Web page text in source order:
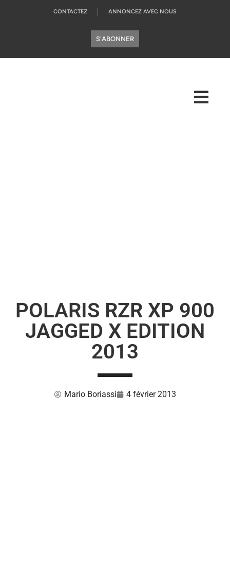
CONTACTEZ ANNONCEZ AVEC NOUS
S'ABONNER
POLARIS RZR XP 900
JAGGED X EDITION
2013
Mario Boriassi 4 février 2013